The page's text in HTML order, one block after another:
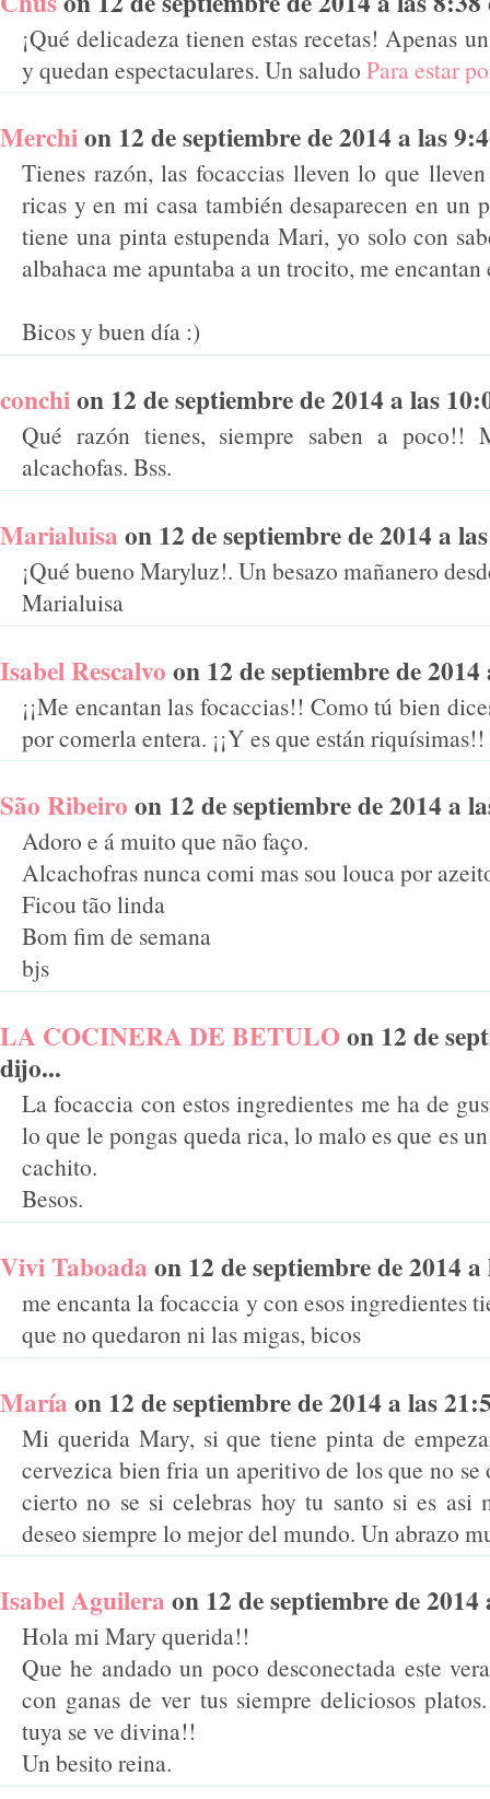
¡Qué delicadeza tienen estas recetas! Apenas
y quedan espectaculares. Un saludo Para estar
Merchion 12 de septiembre de 2014 a las
Tienes razón, las focaccias lleven lo que
ricas y en mi casa también desaparecen en un
tiene una pinta estupenda Mari, yo solo con
albahaca me apuntaba a un trocito, me encantan
Bicos y buen día :)
conchion 12 de septiembre de 2014 a las
Qué razón tienes, siempre saben a poco!!
alcachofas. Bss.
Marialuisa on 12 de septiembre de 2014 a
¡Qué bueno Maryluz!. Un besazo mañanero
Marialuisa
Isabel Rescalvo on 12 de septiembre de
¡¡Me encantan las focaccias!! Como tú bien
por comerla entera. ¡¡Y es que están
São Ribeiro on 12 de septiembre de 2014 a
Adoro e á muito que não faço.
Alcachofras nunca comi mas sou louca por
Ficou tão linda
Bom fim de semana
bjs
LA COCINERA DE BETULOon 12 de
dijo...
La focaccia con estos ingredientes me ha de
lo que le pongas queda rica, lo malo es que es
cachito.
Besos.
Vivi Taboada on 12 de septiembre de 2014
me encanta la focaccia y con esos ingredientes
que no quedaron ni las migas, bicos
María on 12 de septiembre de 2014 a las
Mi querida Mary, si que tiene pinta de
cervezica bien fria un aperitivo de los que no
cierto no se si celebras hoy tu santo si es asi
deseo siempre lo mejor del mundo. Un abrazo
Isabel Aguilera on 12 de septiembre de
Hola mi Mary querida!!
Que he andado un poco desconectada este
con ganas de ver tus siempre deliciosos
tuya se ve divina!!
Un besito reina.